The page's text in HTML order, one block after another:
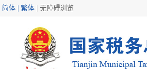
简体 | 繁体 无障碍浏览